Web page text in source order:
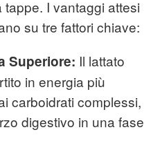
I vantaggi attesi
su tre fattori chiave:
Superiore: Il lattato
in energia più
carboidrati complessi,
digestivo in una fase